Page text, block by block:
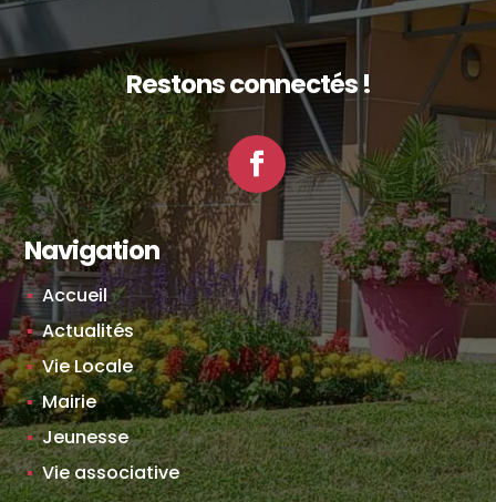
Restons connectés !
Facebook
Navigation
Accueil
Actualités
Vie Locale
Mairie
Jeunesse
Vie associative